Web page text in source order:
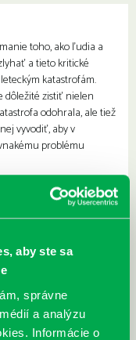
aby ste sa
správne
a analýzu
Informácie o
toho, ako ľudia a
a tieto kritické
katastrofám.
dôležité zistiť nielen
odohrala, ale tiež
vyvodiť, aby v
problému